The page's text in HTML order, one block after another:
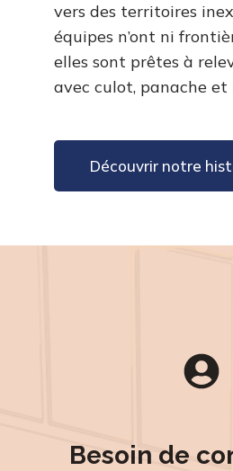
vers des territoires
équipes n’ont ni
elles sont prêtes à
avec culot, panache et
Découvrir notre
Besoin de